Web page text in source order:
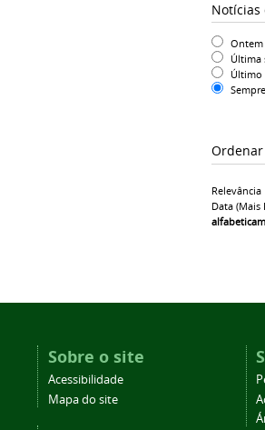
Notícias
Ontem
Última
Último
Sempre
Relevância
Data (mais
Sobre o site
Acessibilidade
Mapa do site